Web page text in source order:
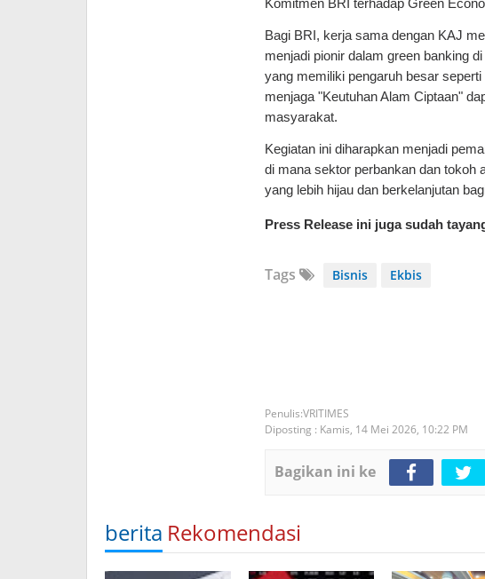
Komitmen BRI terhadap Green
Bagi BRI, kerja sama dengan KAJ
menjadi pionir dalam green banking
yang memiliki pengaruh besar
menjaga "Keutuhan Alam Ciptaan"
masyarakat.
Kegiatan ini diharapkan menjadi
di mana sektor perbankan dan tokoh
yang lebih hijau dan berkelanjutan
Press Release ini juga sudah
Tags Bisnis Ekbis
VRITIMES
Diposting : Kamis, 14 Mei 2026, 10:22 PM
Bagikan ini ke
berita Rekomendasi